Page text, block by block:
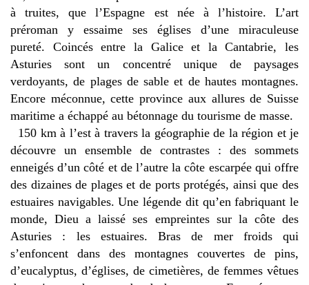
à truites, que l’Espagne est née à l’histoire. L’art
préroman y essaime ses églises d’une miraculeuse
pureté. Coincés entre la Galice et la Cantabrie, les
Asturies sont un concentré unique de paysages
verdoyants, de plages de sable et de hautes montagnes.
Encore méconnue, cette province aux allures de Suisse
maritime a échappé au bétonnage du tourisme de masse.
150 km à l’est à travers la géographie de la région et je
découvre un ensemble de contrastes : des sommets
enneigés d’un côté et de l’autre la côte escarpée qui offre
des dizaines de plages et de ports protégés, ainsi que des
estuaires navigables. Une légende dit qu’en fabriquant le
monde, Dieu a laissé ses empreintes sur la côte des
Asturies : les estuaires. Bras de mer froids qui
s’enfoncent dans des montagnes couvertes de pins,
d’eucalyptus, d’églises, de cimetières, de femmes vêtues